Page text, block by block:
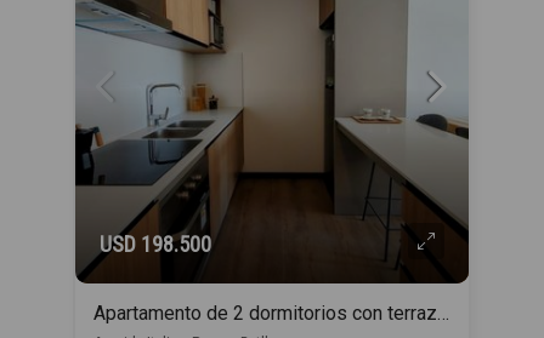
USD 198.500
Apartamento de 2 dormitorios con terraza en Parque Batlle_ENTREGA INMEDIATA